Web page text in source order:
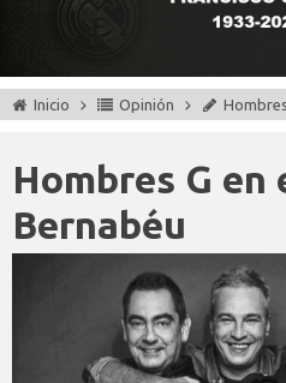
Inicio Opinión
Hombres G en
Bernabéu